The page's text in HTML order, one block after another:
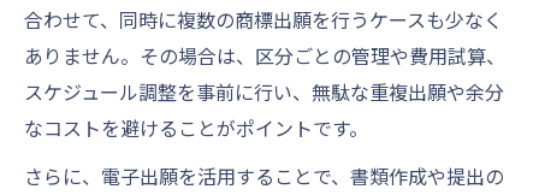
合わせて、同時に複数の商標出願を行うケースも少なく
ありません。その場合は、区分ごとの管理や費用試算、
スケジュール調整を事前に行い、無駄な重複出願や余分
なコストを避けることがポイントです。
さらに、電子出願を活用することで、書類作成や提出の